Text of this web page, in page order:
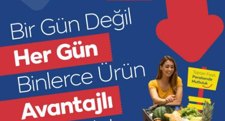
Mustafa Kemal ATATÜRK Biyografisi
Ana Sayfa Biyografiler Mustafa Kemal ATATÜRK
1881 yılında, Osmanlı
İmparatorluğu’nun bir